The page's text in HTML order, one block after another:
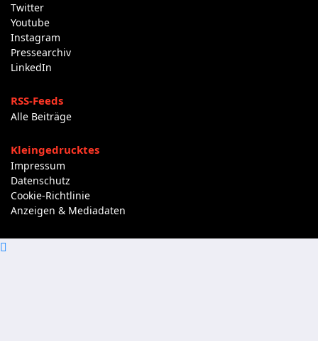
Twitter
Youtube
Instagram
Pressearchiv
LinkedIn
RSS-Feeds
Alle Beiträge
Kleingedrucktes
Impressum
Datenschutz
Cookie-Richtlinie
Anzeigen & Mediadaten